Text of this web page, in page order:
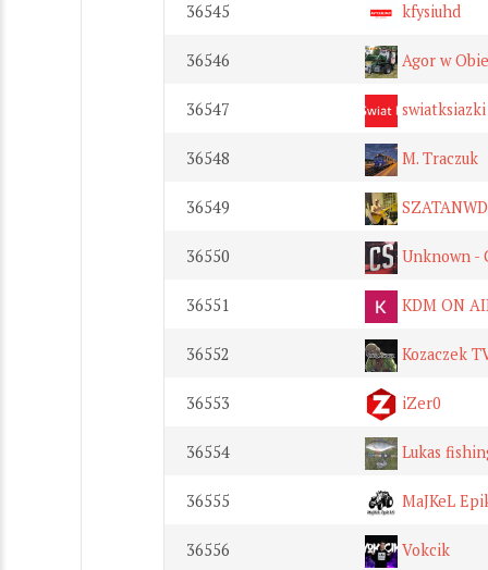
36545 kfysiuhd
36546 Agor w
36547 swiatksiazki
36548 M. Traczuk
36549
36550 Unknown -
36551 KDM ON
36552 Kozaczek
36553 iZer0
36554 Lukas
36555 MaJKeL
36556 Vokcik